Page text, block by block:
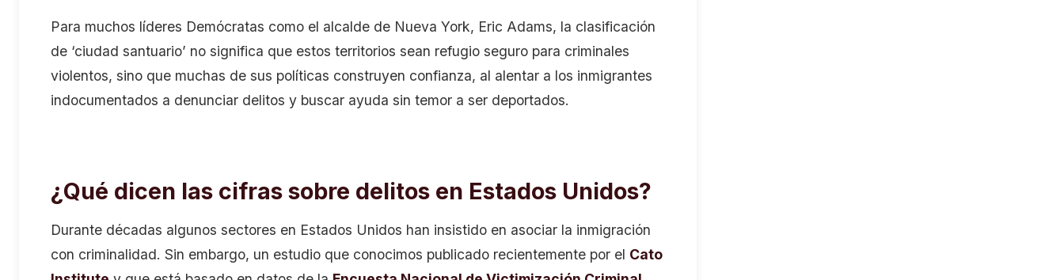
Para muchos líderes Demócratas como el alcalde de Nueva York, Eric Adams, la clasificación
de ‘ciudad santuario’ no significa que estos territorios sean refugio seguro para criminales
violentos, sino que muchas de sus políticas construyen confianza, al alentar a los inmigrantes
indocumentados a denunciar delitos y buscar ayuda sin temor a ser deportados.
¿Qué dicen las cifras sobre delitos en Estados Unidos?
Durante décadas algunos sectores en Estados Unidos han insistido en asociar la inmigración
con criminalidad. Sin embargo, un estudio que conocimos publicado recientemente por el Cato